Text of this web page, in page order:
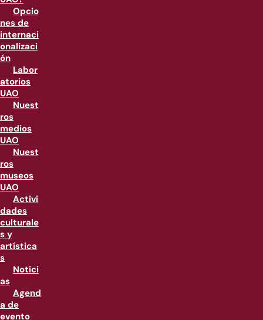
Opcio
nes de
internaci
onalizaci
ón
Labor
atorios
UAO
Nuest
ros
medios
UAO
Nuest
ros
museos
UAO
Activi
dades
culturale
s y
artística
s
Notici
as
Agend
a de
evento